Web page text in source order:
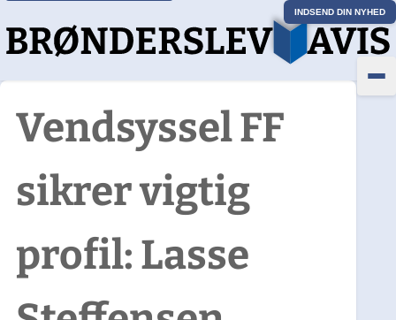
INDSEND DIN NYHED
Vendsyssel FF
sikrer vigtig
profil: Lasse